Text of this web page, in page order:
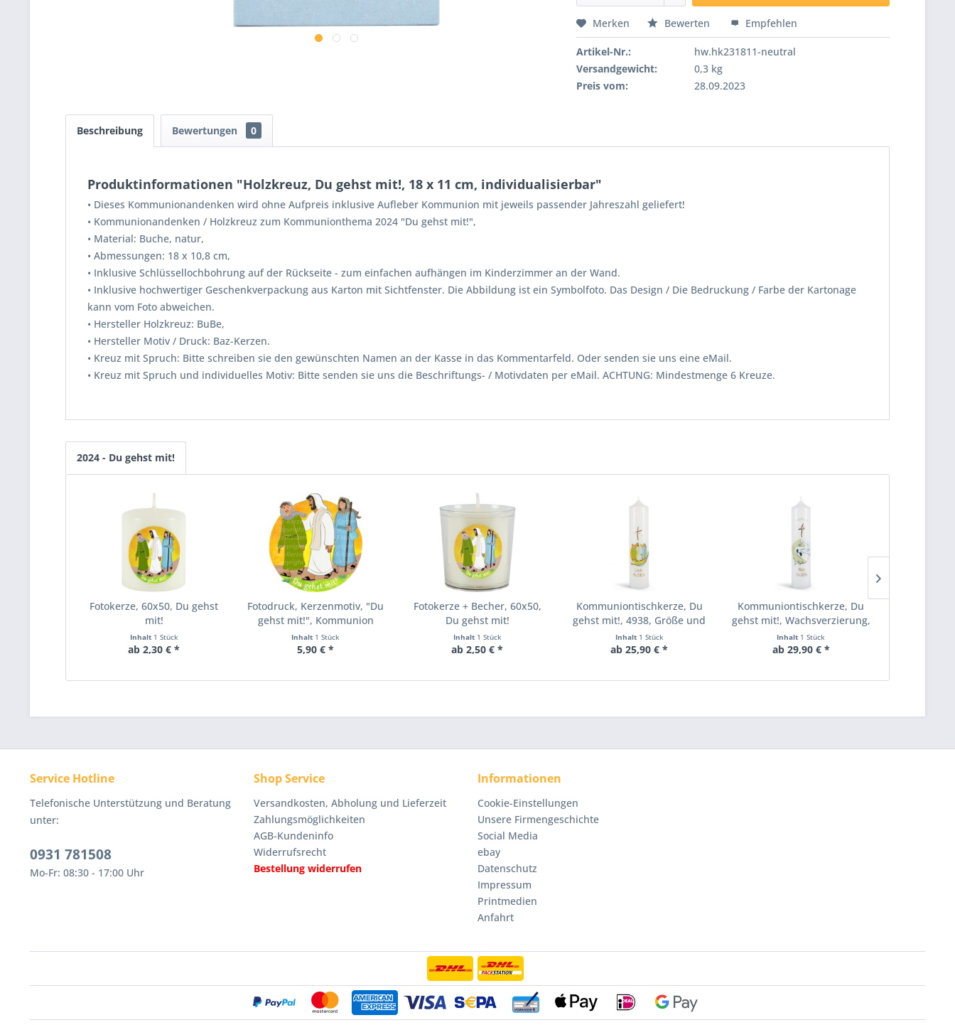
Merken Bewerten Empfehlen
Artikel-Nr.:
hw.hk231811-neutral
Versandgewicht:
0,3 kg
Preis vom:
28.09.2023
Beschreibung Bewertungen 0
Produktinformationen "Holzkreuz, Du gehst mit!, 18 x 11 cm, individualisierbar"
• Dieses Kommunionandenken wird ohne Aufpreis inklusive Aufleber Kommunion mit jeweils passender Jahreszahl geliefert!
• Kommunionandenken / Holzkreuz zum Kommunionthema 2024 "Du gehst mit!",
• Material: Buche, natur,
• Abmessungen: 18 x 10,8 cm,
• Inklusive Schlüssellochbohrung auf der Rückseite - zum einfachen aufhängen im Kinderzimmer an der Wand.
• Inklusive hochwertiger Geschenkverpackung aus Karton mit Sichtfenster. Die Abbildung ist ein Symbolfoto. Das Design / Die Bedruckung / Farbe der Kartonage
kann vom Foto abweichen.
• Hersteller Holzkreuz: BuBe,
• Hersteller Motiv / Druck: Baz-Kerzen.
• Kreuz mit Spruch: Bitte schreiben sie den gewünschten Namen an der Kasse in das Kommentarfeld. Oder senden sie uns eine eMail.
• Kreuz mit Spruch und individuelles Motiv: Bitte senden sie uns die Beschriftungs- / Motivdaten per eMail. ACHTUNG: Mindestmenge 6 Kreuze.
2024 - Du gehst mit!
Fotokerze, 60x50, Du gehst
mit!
Inhalt 1 Stück
ab 2,30 € *
Fotodruck, Kerzenmotiv, "Du
gehst mit!", Kommunion
2024
Inhalt 1 Stück
5,90 € *
Fotokerze + Becher, 60x50,
Du gehst mit!
Inhalt 1 Stück
ab 2,50 € *
Kommuniontischkerze, Du
gehst mit!, 4938, Größe und
Farbe wählbar
Inhalt 1 Stück
ab 25,90 € *
Kommuniontischkerze, Du
gehst mit!, Wachsverzierung,
4939, Größe und Farbe
wählbar
Inhalt 1 Stück
ab 29,90 € *
Service Hotline
Telefonische Unterstützung und Beratung
unter:
0931 781508
Mo-Fr: 08:30 - 17:00 Uhr
Shop Service
Versandkosten, Abholung und Lieferzeit
Zahlungsmöglichkeiten
AGB-Kundeninfo
Widerrufsrecht
Bestellung widerrufen
Informationen
Cookie-Einstellungen
Unsere Firmengeschichte
Social Media
ebay
Datenschutz
Impressum
Printmedien
Anfahrt